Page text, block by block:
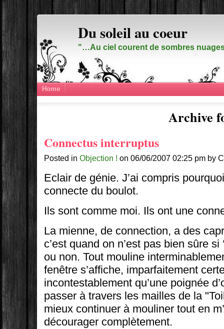
Du soleil au coeur
"…Au ciel courent de sombres
Home
Archive
Connectus interruptus
Posted inObjection ! on 06/06/2007 02:25 pm by
Eclair de génie. J’ai compris
connecte du boulot.
Ils sont comme moi. Ils ont une
La mienne, de connection, a des
c’est quand on n’est pas bien sûre
ou non. Tout mouline
fenêtre s’affiche, imparfaitement
incontestablement qu’une poignée
passer à travers les mailles de la
mieux continuer à mouliner tout en
décourager complètement.